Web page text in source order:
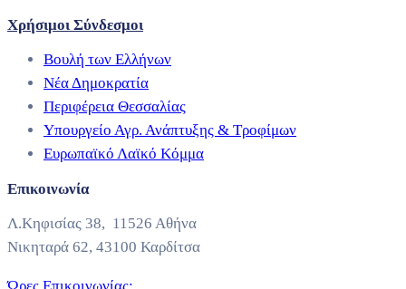
Χρήσιμοι Σύνδεσμοι
Βουλή των Ελλήνων
Νέα Δημοκρατία
Περιφέρεια Θεσσαλίας
Υπουργείο Αγρ. Ανάπτυξης & Τροφίμων
Ευρωπαϊκό Λαϊκό Κόμμα
Επικοινωνία
Λ.Κηφισίας 38, 11526 Αθήνα
Νικηταρά 62, 43100 Καρδίτσα